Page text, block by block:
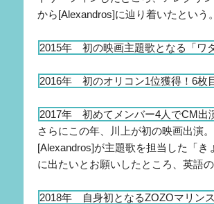
から[Alexandros]に辿り着いたという。
2015年 初の映画主題歌となる「ワ
2016年 初のオリコン1位獲得！6枚
2017年 初めてメンバー4人でCM出
さらにこの年、川上が初の映画出演。
[Alexandros]が主題歌を担当した「
に出たいとお願いしたところ、英語
2018年 自身初となるZOZOマリン